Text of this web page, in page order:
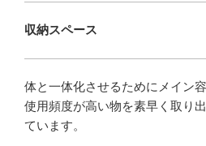
収納スペース
体と一体化させるためにメイン
使用頻度が高い物を素早く取り
ています。